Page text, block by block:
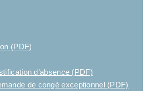
(PDF)
d’absence (PDF)
de congé exceptionnel (PDF)